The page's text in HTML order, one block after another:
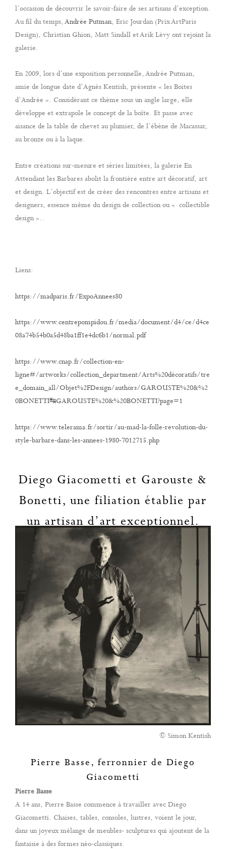
l’occasion de découvrir le savoir-faire de ses artisans d’exception.
Au fil du temps,Andrée Putman, Eric Jourdan (Prix ArtParis
Design), Christian Ghion, Matt Sindall et Arik Lévy ont rejoint la
galerie.
En 2009, lors d’une exposition personnelle, Andrée Putman,
amie de longue date d’Agnès Kentish, présente « les Boites
d’Andrée ». Considérant ce thème sous un angle large, elle
développe et extrapole le concept de la boîte. Et passe avec
aisance de la table de chevet au plumier, de l’ébène de Macassar,
au bronze ou à la laque.
Entre créations sur-mesure et séries limitées, la galerie En
Attendant les Barbares abolit la frontière entre art décoratif, art
et design. L’objectif est de créer des rencontres entre artisans et
designers, essence même du design de collection ou « collectible
design »..
Liens:
https://madparis.fr/ExpoAnnees80
https://www.centrepompidou.fr/media/document/d4/ce/d4ce
08a74b54b0a5d48ba1ff1e4dc6b1/normal.pdf
https://www.cnap.fr/collection-en-
ligne#/artworks/collection_department/Arts%20décoratifs/tre
e_domain_all/Objet%2FDesign/authors/GAROUSTE%20&%2
0BONETTI↹GAROUSTE%20&%20BONETTI?page=1
https://www.telerama.fr/sortir/au-mad-la-folle-revolution-du-
style-barbare-dans-les-annees-1980-7012715.php
Diego Giacometti et Garouste &
Bonetti, une filiation établie par
un artisan d’art exceptionnel.
© Simon Kentish
Pierre Basse, ferronnier de Diego
Giacometti
Pierre Basse
A 14 ans, Pierre Basse commence à travailler avec Diego
Giacometti. Chaises, tables, consoles, lustres, voient le jour,
dans un joyeux mélange de meubles- sculptures qui ajoutent de la
fantaisie à des formes néo-classiques.